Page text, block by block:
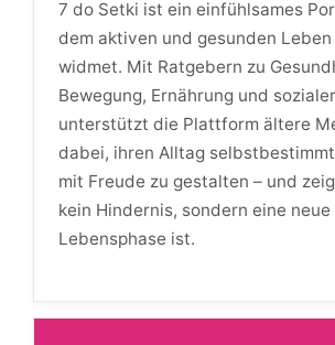
7 do Setki ist ein einfühlsames
dem aktiven und gesunden
widmet. Mit Ratgebern zu
Bewegung, Ernährung und
unterstützt die Plattform ältere
dabei, ihren Alltag
mit Freude zu gestalten – und
kein Hindernis, sondern eine neue
Lebensphase ist.